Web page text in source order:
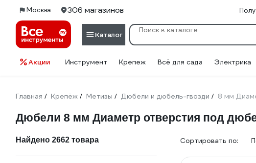
Москва 306 магазинов
Каталог
Акции Инструмент Крепеж Всё для сада Электрика
Главная / Крепёж / Метизы / Дюбели и дюбель-гвозди / 8 мм
Дюбели 8 мм Диаметр отверстия под
Найдено 2662 товара Сортировать по: